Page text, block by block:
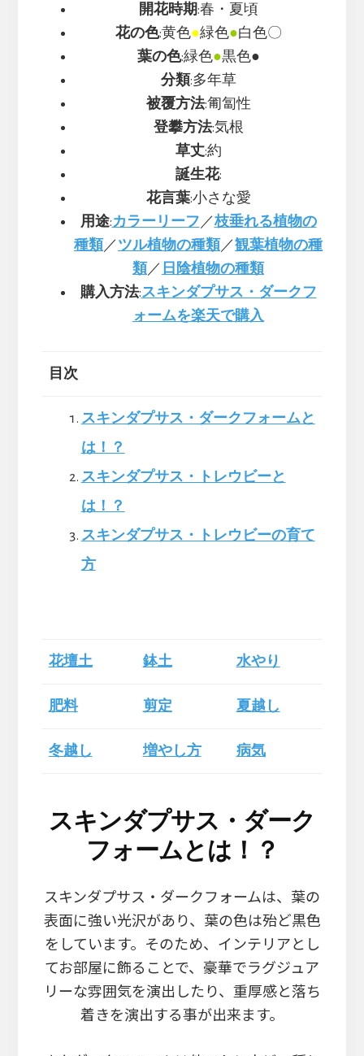
開花時期:春・夏頃
花の色:黄色●緑色●白色〇
葉の色:緑色●黒色●
分類:多年草
被覆方法:匍匐性
登攀方法:気根
草丈:約
誕生花:
花言葉:小さな愛
用途:カラーリーフ ／枝垂れる植物の
種類 ／ ツル植物の種類 ／観葉植物の種
類 ／ 日陰植物の種類
購入方法:スキンダプサス・ダークフ
ォームを楽天で購入
目次
スキンダプサス・ダークフォームと
は！？
スキンダプサス・トレウビーと
は！？
スキンダプサス・トレウビーの育て
方
花壇土 鉢土 水やり
肥料 剪定 夏越し
冬越し 増やし方 病気
スキンダプサス・ダーク
フォームとは！？
スキンダプサス・ダークフォームは、葉の
表面に強い光沢があり、葉の色は殆ど黒色
をしています。そのため、インテリアとし
てお部屋に飾ることで、豪華でラグジュア
リーな雰囲気を演出したり、重厚感と落ち
着きを演出する事が出来ます。